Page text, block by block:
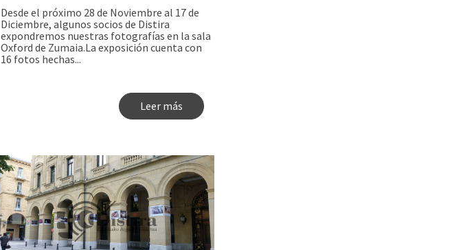
Desde el próximo 28 de Noviembre al 17 de
Diciembre, algunos socios de Distira
expondremos nuestras fotografías en la sala
Oxford de Zumaia.​ La exposición cuenta con
16 fotos hechas...
Leer más